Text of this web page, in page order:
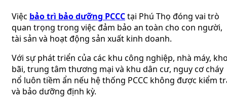
Việc bảo trì bảo dưỡng PCCCtại Phú Thọ đóng vai trò
quan trọng trong việc đảm bảo an toàn cho con người,
tài sản và hoạt động sản xuất kinh doanh.
Với sự phát triển của các khu công nghiệp, nhà máy,
bãi, trung tâm thương mại và khu dân cư, nguy cơ cháy
nổ luôn tiềm ẩn nếu hệ thống PCCC không được kiểm
và bảo dưỡng định kỳ.